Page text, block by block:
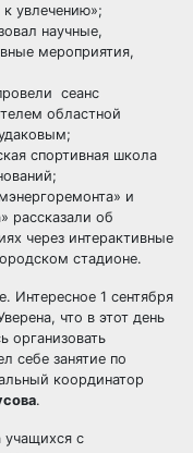
к увлечению»;
научные,
мероприятия,
сеанс
областной
спортивная школа
и
рассказали об
через интерактивные
стадионе.
Интересное 1 сентября
что в этот день
организовать
себе занятие по
координатор
.
учащихся с